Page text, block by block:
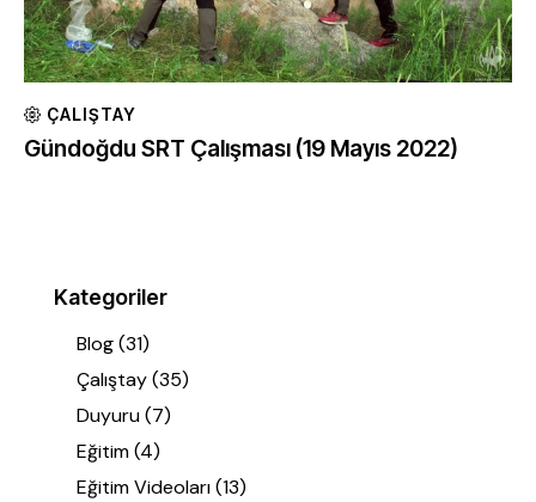
ÇALIŞTAY
Gündoğdu SRT Çalışması (19 Mayıs 2022)
Kategoriler
Blog(31)
Çalıştay(35)
Duyuru(7)
Eğitim(4)
Eğitim Videoları(13)